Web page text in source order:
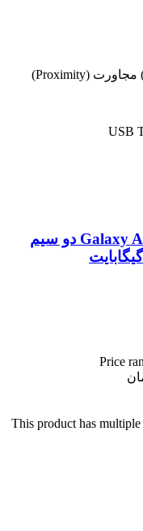
گوشی موبایل سامسونگ مدل Galaxy A05s دو سیم
Price
This product has